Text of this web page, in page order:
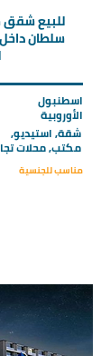
للبيع
سلطان
اسطنبول
الأوروبية
شقة, استيديو,
مكتب, محلات
مناسب للجنسية